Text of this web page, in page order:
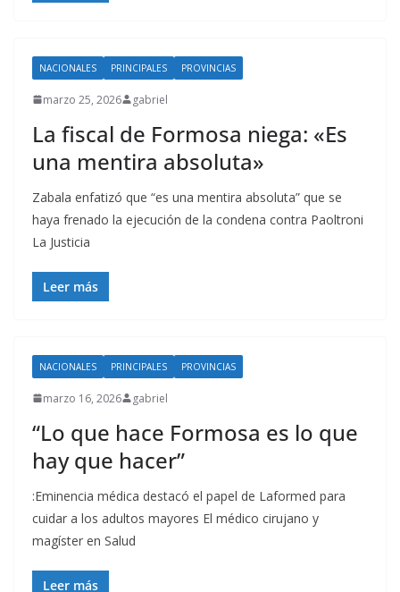
NACIONALES PRINCIPALES PROVINCIAS
marzo 25, 2026 gabriel
La fiscal de Formosa niega: «Es
una mentira absoluta»
Zabala enfatizó que “es una mentira absoluta” que se
haya frenado la ejecución de la condena contra Paoltroni
La Justicia
Leer más
NACIONALES PRINCIPALES PROVINCIAS
marzo 16, 2026 gabriel
“Lo que hace Formosa es lo que
hay que hacer”
:Eminencia médica destacó el papel de Laformed para
cuidar a los adultos mayores El médico cirujano y
magíster en Salud
Leer más